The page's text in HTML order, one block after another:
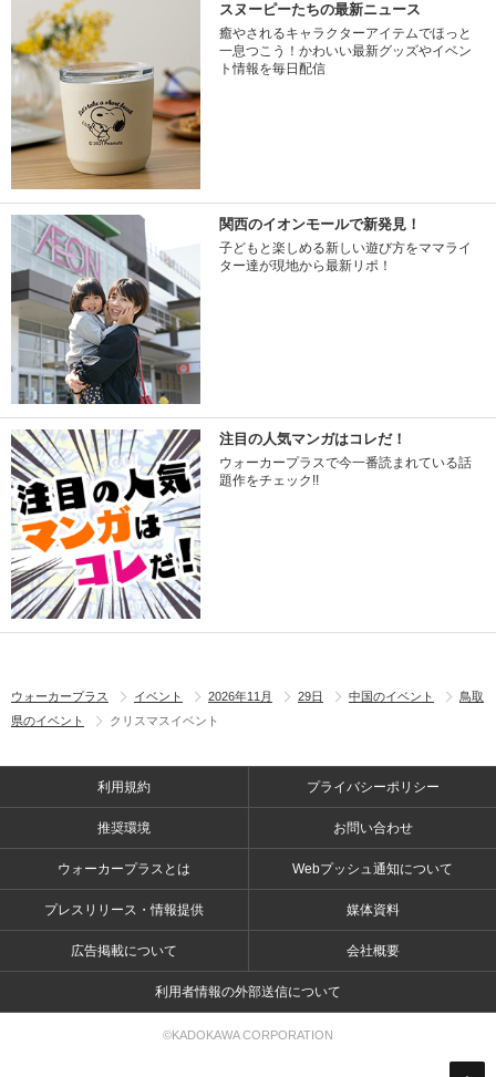
スヌーピーたちの最新ニュース
癒やされるキャラクターアイテムでほっと
一息つこう！かわいい最新グッズやイベン
ト情報を毎日配信
関西のイオンモールで新発見！
子どもと楽しめる新しい遊び方をママライ
ター達が現地から最新リポ！
注目の人気マンガはコレだ！
ウォーカープラスで今一番読まれている話
題作をチェック!!
ウォーカープラス イベント 2026年11月 29日 中国のイベント
鳥取
県のイベント
クリスマスイベント
利用規約 プライバシーポリシー
推奨環境 お問い合わせ
ウォーカープラスとは Webプッシュ通知について
プレスリリース・情報提供 媒体資料
広告掲載について 会社概要
利用者情報の外部送信について
©KADOKAWA CORPORATION